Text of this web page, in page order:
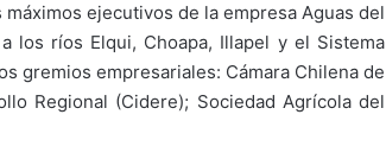
ejecutivos de la empresa Aguas del
los ríos Elqui, Choapa, Illapel y el Sistema
gremios empresariales: Cámara Chilena de
Regional (Cidere); Sociedad Agrícola del